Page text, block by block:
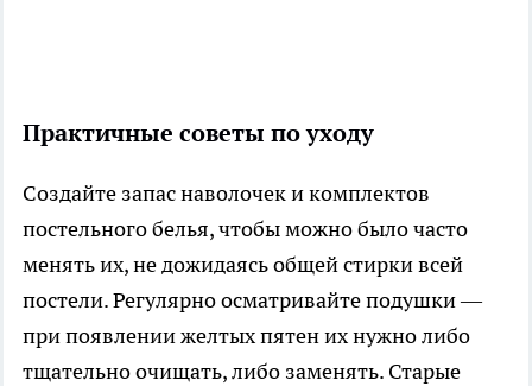
Практичные советы по уходу
Создайте запас наволочек и комплектов
постельного белья, чтобы можно было часто
менять их, не дожидаясь общей стирки всей
постели. Регулярно осматривайте подушки —
при появлении желтых пятен их нужно либо
тщательно очищать, либо заменять. Старые